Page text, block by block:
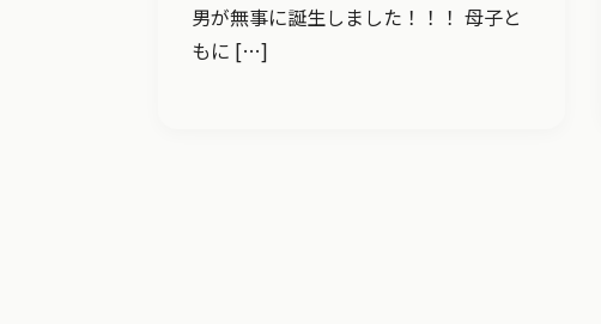
男が無事に誕生しました！！！ 母子と
もに […]